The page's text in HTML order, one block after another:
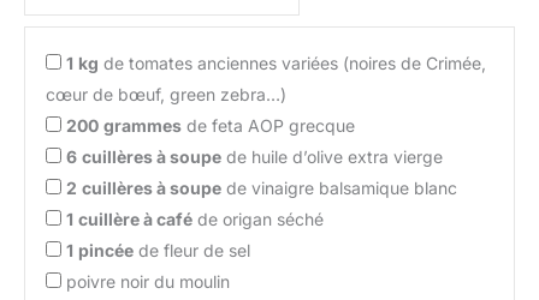
1 kg de tomates anciennes variées (noires de Crimée,
cœur de bœuf, green zebra…)
200 grammes de feta AOP grecque
6 cuillères à soupe de huile d’olive extra vierge
2 cuillères à soupe de vinaigre balsamique blanc
1 cuillère à café de origan séché
1 pincée de fleur de sel
poivre noir du moulin